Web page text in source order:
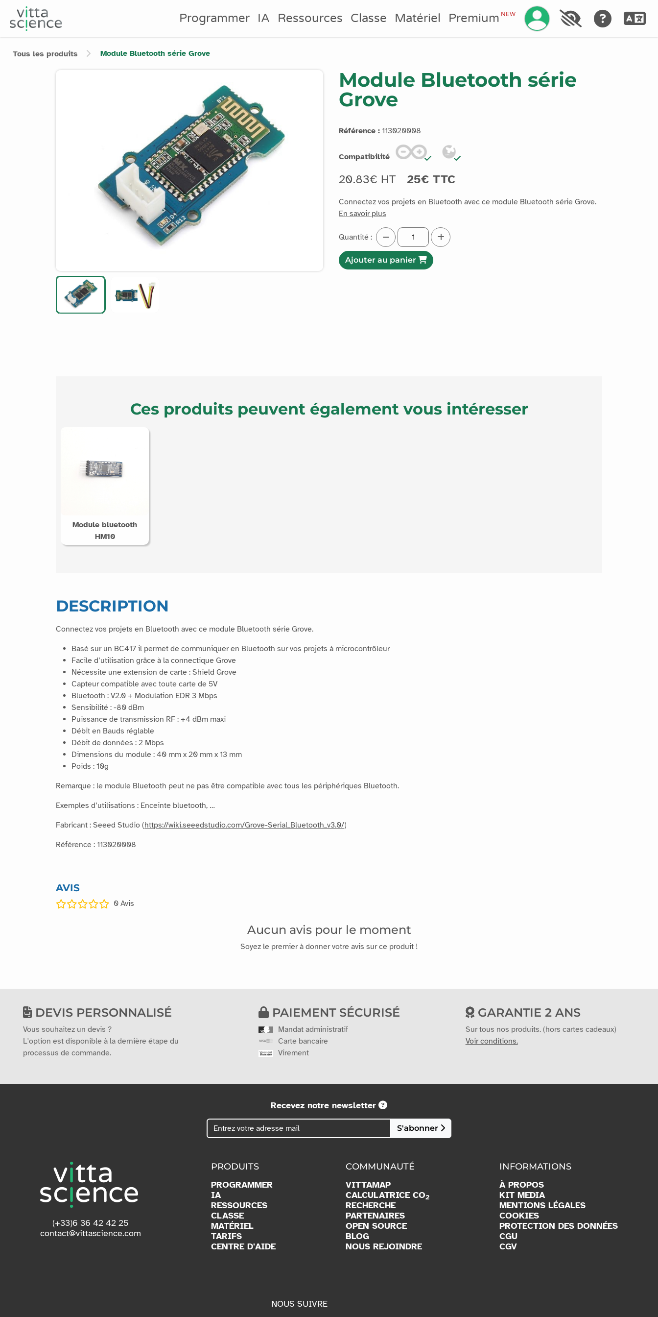
Programmer IA Ressources Classe Matériel PremiumNEW Gérez votre compte
Tous les produits Module Bluetooth série Grove
Module Bluetooth série
Grove
Référence : 113020008
Compatibilité
20.83€ HT 25€ TTC
Connectez vos projets en Bluetooth avec ce module Bluetooth série Grove.
En savoir plus
Quantité :
Ajouter au panier
Ces produits peuvent également vous intéresser
Module bluetooth
HM10
DESCRIPTION
Connectez vos projets en Bluetooth avec ce module Bluetooth série Grove.
Basé sur un BC417 il permet de communiquer en Bluetooth sur vos projets à microcontrôleur
Facile d’utilisation grâce à la connectique Grove
Nécessite une extension de carte : Shield Grove
Capteur compatible avec toute carte de 5V
Bluetooth : V2.0 + Modulation EDR 3 Mbps
Sensibilité : -80 dBm
Puissance de transmission RF : +4 dBm maxi
Débit en Bauds réglable
Débit de données : 2 Mbps
Dimensions du module : 40 mm x 20 mm x 13 mm
Poids : 10g
Remarque : le module Bluetooth peut ne pas être compatible avec tous les périphériques Bluetooth.
Exemples d’utilisations : Enceinte bluetooth, …
Fabricant : Seeed Studio (https://wiki.seeedstudio.com/Grove-Serial_Bluetooth_v3.0/)
Référence : 113020008
AVIS
0 Avis
Aucun avis pour le moment
Soyez le premier à donner votre avis sur ce produit !
DEVIS PERSONNALISÉ
Vous souhaitez un devis ?
L'option est disponible à la dernière étape du
processus de commande.
PAIEMENT SÉCURISÉ
Mandat administratif
Carte bancaire
Virement
GARANTIE 2 ANS
Sur tous nos produits. (hors cartes cadeaux)
Voir conditions.
Recevez notre newsletter
S'abonner
(+33)6 36 42 42 25
contact@vittascience.com
PRODUITS
PROGRAMMER
IA
RESSOURCES
CLASSE
MATÉRIEL
TARIFS
CENTRE D'AIDE
COMMUNAUTÉ
VITTAMAP
CALCULATRICE CO2
RECHERCHE
PARTENAIRES
OPEN SOURCE
BLOG
NOUS REJOINDRE
INFORMATIONS
À PROPOS
KIT MEDIA
MENTIONS LÉGALES
COOKIES
PROTECTION DES DONNÉES
CGU
CGV
NOUS SUIVRE